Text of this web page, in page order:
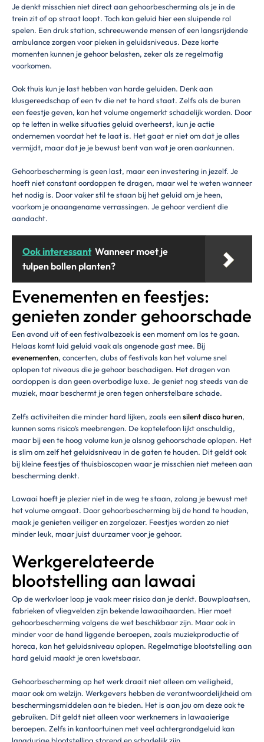
Je denkt misschien niet direct aan gehoorbescherming als je in de
trein zit of op straat loopt. Toch kan geluid hier een sluipende rol
spelen. Een druk station, schreeuwende mensen of een langsrijdende
ambulance zorgen voor pieken in geluidsniveaus. Deze korte
momenten kunnen je gehoor belasten, zeker als ze regelmatig
voorkomen.
Ook thuis kun je last hebben van harde geluiden. Denk aan
klusgereedschap of een tv die net te hard staat. Zelfs als de buren
een feestje geven, kan het volume ongemerkt schadelijk worden. Door
op te letten in welke situaties geluid overheerst, kun je actie
ondernemen voordat het te laat is. Het gaat er niet om dat je alles
vermijdt, maar dat je je bewust bent van wat je oren aankunnen.
Gehoorbescherming is geen last, maar een investering in jezelf. Je
hoeft niet constant oordoppen te dragen, maar wel te weten wanneer
het nodig is. Door vaker stil te staan bij het geluid om je heen,
voorkom je onaangename verrassingen. Je gehoor verdient die
aandacht.
Ook interessant Wanneer moet je
tulpen bollen planten?
Evenementen en feestjes:
genieten zonder gehoorschade
Een avond uit of een festivalbezoek is een moment om los te gaan.
Helaas komt luid geluid vaak als ongenode gast mee. Bij
evenementen, concerten, clubs of festivals kan het volume snel
oplopen tot niveaus die je gehoor beschadigen. Het dragen van
oordoppen is dan geen overbodige luxe. Je geniet nog steeds van de
muziek, maar beschermt je oren tegen onherstelbare schade.
Zelfs activiteiten die minder hard lijken, zoals eensilent disco huren,
kunnen soms risico’s meebrengen. De koptelefoon lijkt onschuldig,
maar bij een te hoog volume kun je alsnog gehoorschade oplopen. Het
is slim om zelf het geluidsniveau in de gaten te houden. Dit geldt ook
bij kleine feestjes of thuisbioscopen waar je misschien niet meteen aan
bescherming denkt.
Lawaai hoeft je plezier niet in de weg te staan, zolang je bewust met
het volume omgaat. Door gehoorbescherming bij de hand te houden,
maak je genieten veiliger en zorgelozer. Feestjes worden zo niet
minder leuk, maar juist duurzamer voor je gehoor.
Werkgerelateerde
blootstelling aan lawaai
Op de werkvloer loop je vaak meer risico dan je denkt. Bouwplaatsen,
fabrieken of vliegvelden zijn bekende lawaaihaarden. Hier moet
gehoorbescherming volgens de wet beschikbaar zijn. Maar ook in
minder voor de hand liggende beroepen, zoals muziekproductie of
horeca, kan het geluidsniveau oplopen. Regelmatige blootstelling aan
hard geluid maakt je oren kwetsbaar.
Gehoorbescherming op het werk draait niet alleen om veiligheid,
maar ook om welzijn. Werkgevers hebben de verantwoordelijkheid om
beschermingsmiddelen aan te bieden. Het is aan jou om deze ook te
gebruiken. Dit geldt niet alleen voor werknemers in lawaaierige
beroepen. Zelfs in kantoortuinen met veel achtergrondgeluid kan